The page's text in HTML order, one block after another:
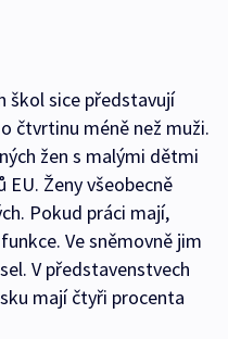
škol sice představují
čtvrtinu méně než muži.
žen s malými dětmi
Ženy všeobecně
Pokud práci mají,
Ve sněmovně jim
V představenstvech
mají čtyři procenta